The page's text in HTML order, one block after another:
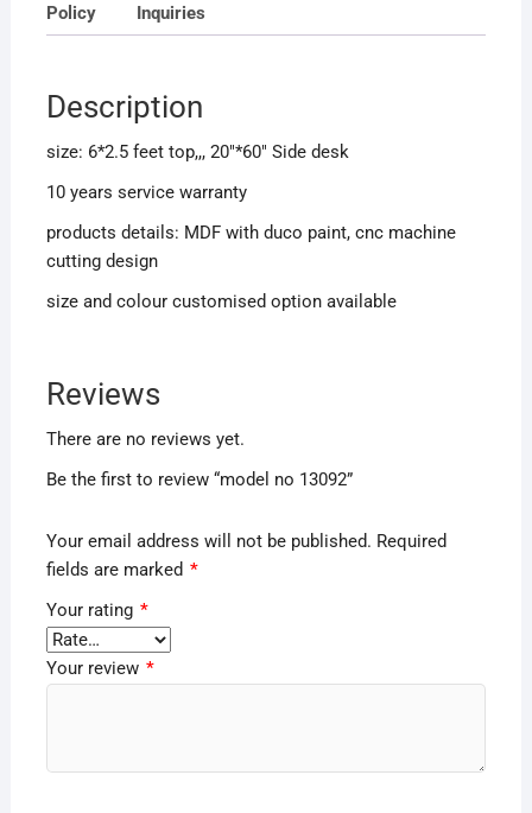
Policy Inquiries
Description
size: 6*2.5 feet top,,, 20″*60″ Side desk
10 years service warranty
products details: MDF with duco paint, cnc machine
cutting design
size and colour customised option available
Reviews
There are no reviews yet.
Be the first to review “model no 13092”
Your email address will not be published. Required
fields are marked *
Your rating *
Your review *